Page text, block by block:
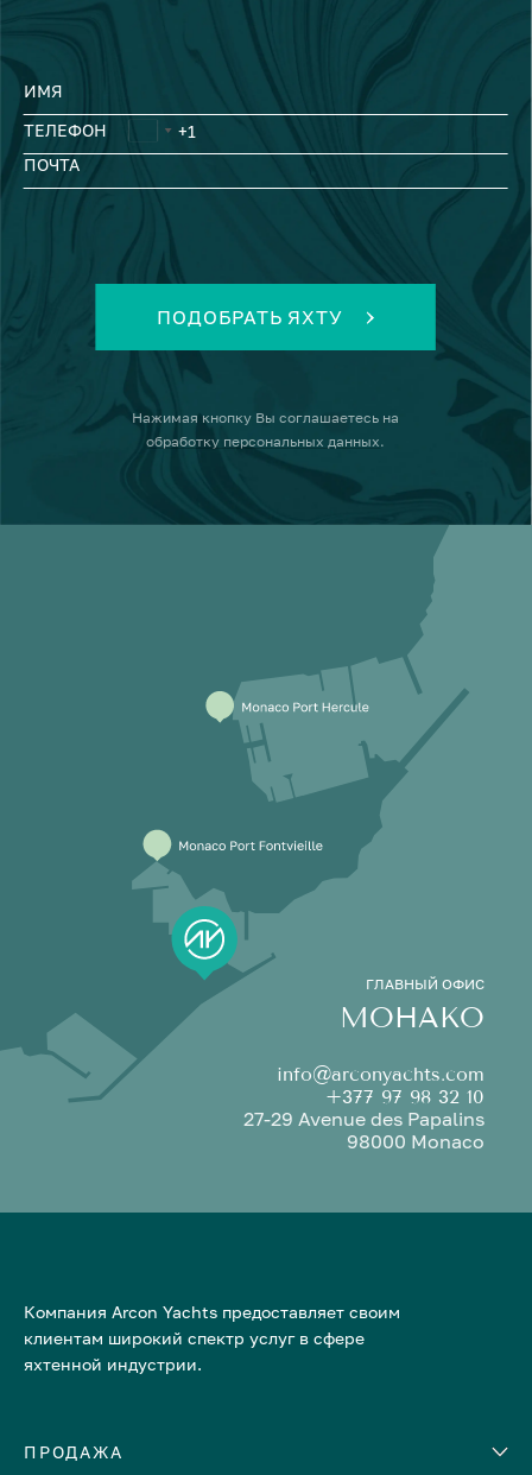
ИМЯ
ТЕЛЕФОН
ПОЧТА
ПОДОБРАТЬ ЯХТУ
Нажимая кнопку Вы соглашаетесь на
обработку персональных данных.
ГЛАВНЫЙ ОФИС
МОНАКО
info@arconyachts.com
+377 97 98 32 10
27-29 Avenue des Papalins
98000 Monaco
Компания Arcon Yachts предоставляет своим
клиентам широкий спектр услуг в сфере
яхтенной индустрии.
ПРОДАЖА